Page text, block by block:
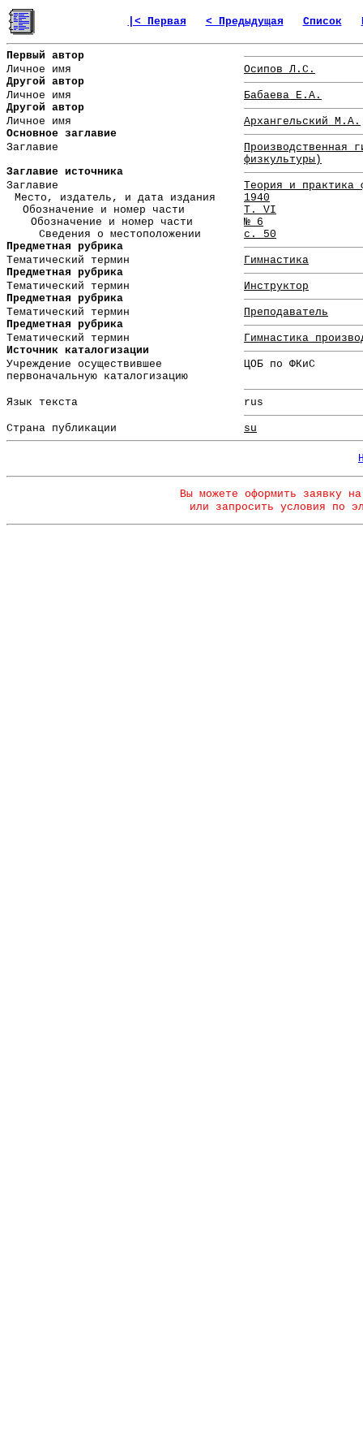
|< Первая < Предыдущая Список
Первый автор
Личное имя
Осипов Л.С.
Другой автор
Личное имя
Бабаева Е.А.
Другой автор
Личное имя
Архангельский М.А.
Основное заглавие
Заглавие
Производственная
физкультуры)
Заглавие источника
Заглавие
Теория и практика
Место, издатель, и дата издания
1940
Обозначение и номер части
Т. VI
Обозначение и номер части
№ 6
Сведения о местоположении
с. 50
Предметная рубрика
Тематический термин
Гимнастика
Предметная рубрика
Тематический термин
Инструктор
Предметная рубрика
Тематический термин
Преподаватель
Предметная рубрика
Тематический термин
Гимнастика
Источник каталогизации
Учреждение осуществившее
первоначальную каталогизацию
ЦОБ по ФКиС
Язык текста rus
Страна публикации su
Вы можете оформить заявку
или запросить условия по